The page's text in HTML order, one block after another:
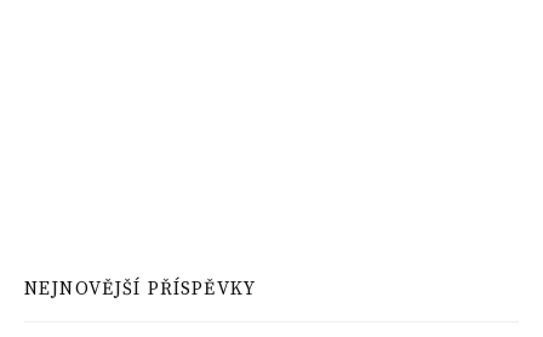
NEJNOVĚJŠÍ PŘÍSPĚVKY